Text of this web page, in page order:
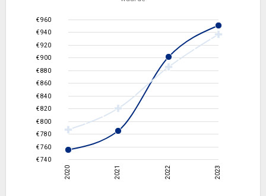
€ 740
€ 760
€ 780
€ 800
€ 820
€ 840
€ 860
€ 880
€ 900
€ 920
€ 940
€ 960
2020 2021 2022 2023